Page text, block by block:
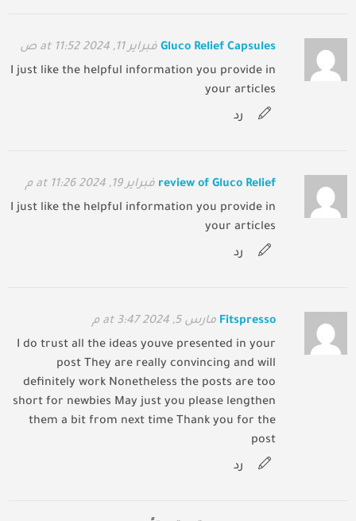
Gluco Relief Capsules فبراير 11, 2024 at 11:52 ص
I just like the helpful information you provide in
your articles
رد
review of Gluco Relief فبراير 19, 2024 at 11:26 م
I just like the helpful information you provide in
your articles
رد
Fitspresso مارس 5, 2024 at 3:47 م
I do trust all the ideas youve presented in your
post They are really convincing and will
definitely work Nonetheless the posts are too
short for newbies May just you please lengthen
them a bit from next time Thank you for the
post
رد